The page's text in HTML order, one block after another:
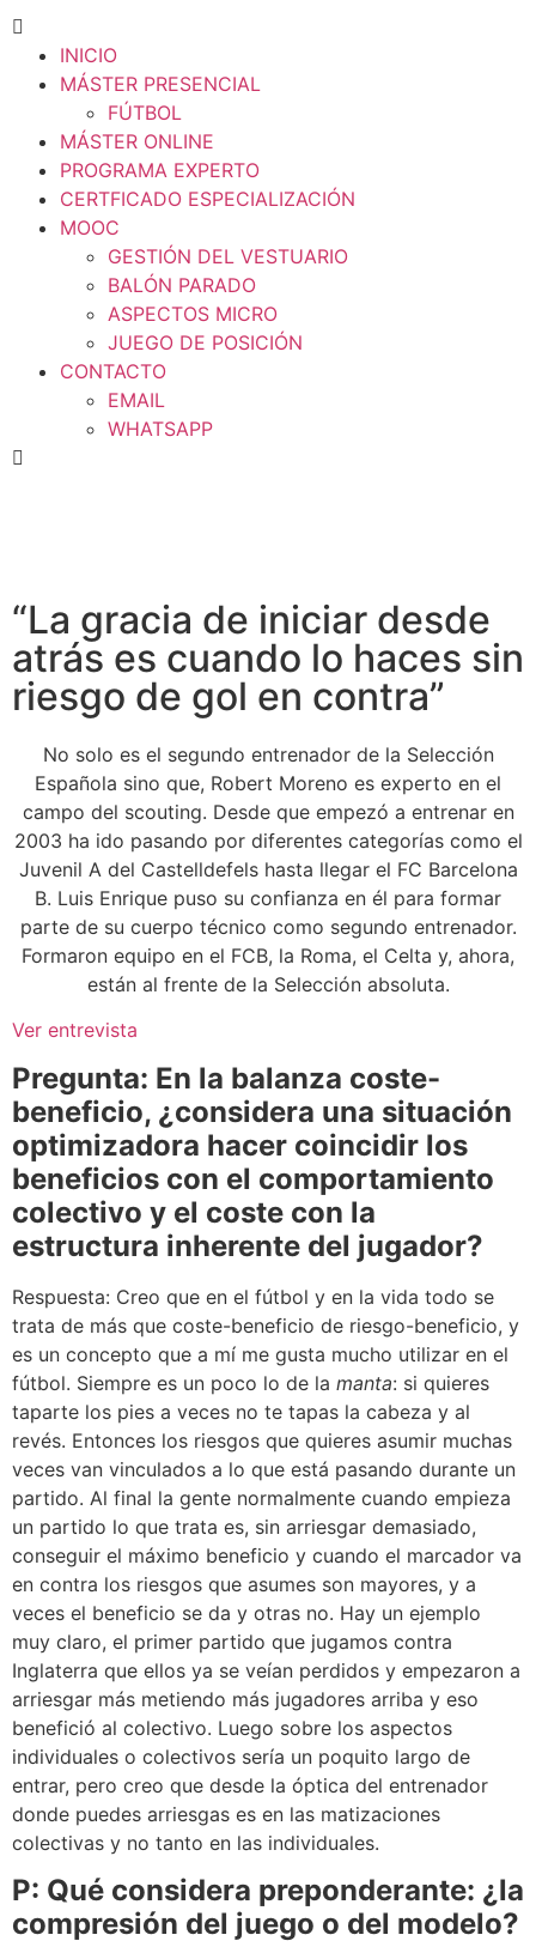
INICIO
MÁSTER PRESENCIAL
FÚTBOL
MÁSTER ONLINE
PROGRAMA EXPERTO
CERTFICADO ESPECIALIZACIÓN
MOOC
GESTIÓN DEL VESTUARIO
BALÓN PARADO
ASPECTOS MICRO
JUEGO DE POSICIÓN
CONTACTO
EMAIL
WHATSAPP
“La gracia de iniciar desde
atrás es cuando lo haces sin
riesgo de gol en contra”
No solo es el segundo entrenador de la Selección
Española sino que, Robert Moreno es experto en el
campo del scouting. Desde que empezó a entrenar en
2003 ha ido pasando por diferentes categorías como el
Juvenil A del Castelldefels hasta llegar el FC Barcelona
B. Luis Enrique puso su confianza en él para formar
parte de su cuerpo técnico como segundo entrenador.
Formaron equipo en el FCB, la Roma, el Celta y, ahora,
están al frente de la Selección absoluta.
Ver entrevista
Pregunta: En la balanza coste-
beneficio, ¿considera una situación
optimizadora hacer coincidir los
beneficios con el comportamiento
colectivo y el coste con la
estructura inherente del jugador?
Respuesta: Creo que en el fútbol y en la vida todo se
trata de más que coste-beneficio de riesgo-beneficio, y
es un concepto que a mí me gusta mucho utilizar en el
fútbol. Siempre es un poco lo de la manta: si quieres
taparte los pies a veces no te tapas la cabeza y al
revés. Entonces los riesgos que quieres asumir muchas
veces van vinculados a lo que está pasando durante un
partido. Al final la gente normalmente cuando empieza
un partido lo que trata es, sin arriesgar demasiado,
conseguir el máximo beneficio y cuando el marcador va
en contra los riesgos que asumes son mayores, y a
veces el beneficio se da y otras no. Hay un ejemplo
muy claro, el primer partido que jugamos contra
Inglaterra que ellos ya se veían perdidos y empezaron a
arriesgar más metiendo más jugadores arriba y eso
benefició al colectivo. Luego sobre los aspectos
individuales o colectivos sería un poquito largo de
entrar, pero creo que desde la óptica del entrenador
donde puedes arriesgas es en las matizaciones
colectivas y no tanto en las individuales.
P: Qué considera preponderante: ¿la
compresión del juego o del modelo?